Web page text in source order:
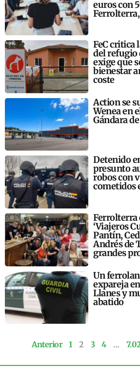
euros con
FeC critica
del refugio
exige que
bienestar
coste
Action se
Wenea en
Gándara
Detenido
presunto
robos con
cometidos
Ferrolterra
‘Viajeros
Pantín,
Andrés de
grandes
Un
expareja
Llanes y
abatido
Anterior 1 2 3 4 …